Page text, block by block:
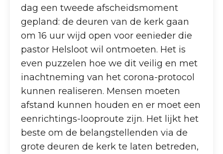
dag een tweede afscheidsmoment
gepland: de deuren van de kerk gaan
om 16 uur wijd open voor eenieder die
pastor Helsloot wil ontmoeten. Het is
even puzzelen hoe we dit veilig en met
inachtneming van het corona-protocol
kunnen realiseren. Mensen moeten
afstand kunnen houden en er moet een
eenrichtings-looproute zijn. Het lijkt het
beste om de belangstellenden via de
grote deuren de kerk te laten betreden,